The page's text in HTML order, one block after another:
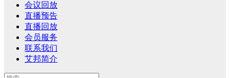
会议回放
直播预告
直播回放
会员服务
联系我们
艾邦简介